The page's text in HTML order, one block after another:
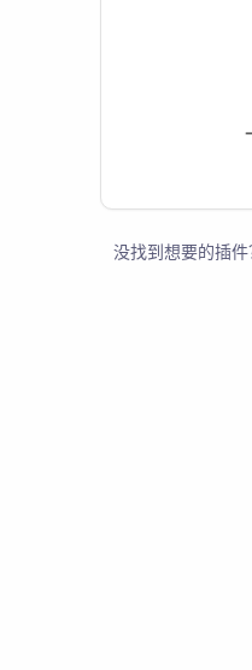
没找到想要的插